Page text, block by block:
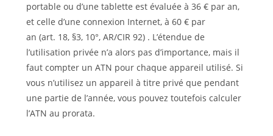
portable ou d’une tablette est évaluée à 36 € par an,
et celle d’une connexion Internet, à 60 € par
an (art. 18, §3, 10°, AR/CIR 92) . L’étendue de
l’utilisation privée n’a alors pas d’importance, mais il
faut compter un ATN pour chaque appareil utilisé. Si
vous n’utilisez un appareil à titre privé que pendant
une partie de l’année, vous pouvez toutefois calculer
l’ATN au prorata.